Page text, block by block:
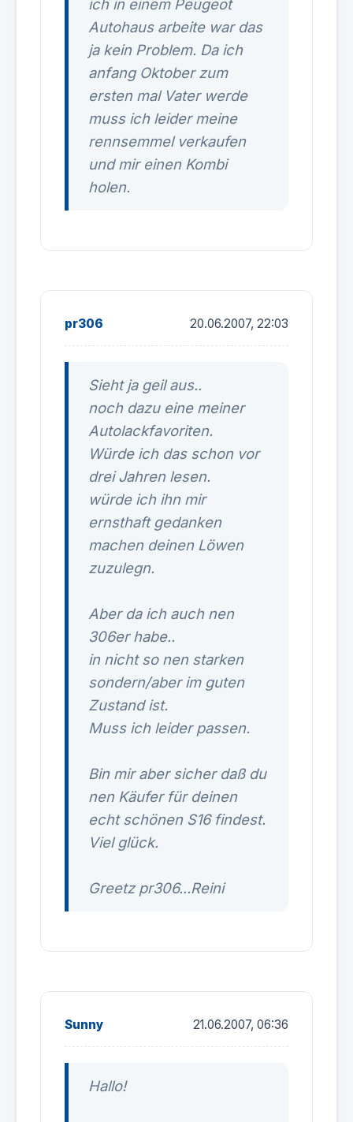
ich in einem Peugeot
Autohaus arbeite war das
ja kein Problem. Da ich
anfang Oktober zum
ersten mal Vater werde
muss ich leider meine
rennsemmel verkaufen
und mir einen Kombi
holen.
pr306 20.06.2007, 22:03
Sieht ja geil aus..
noch dazu eine meiner
Autolackfavoriten.
Würde ich das schon vor
drei Jahren lesen.
würde ich ihn mir
ernsthaft gedanken
machen deinen Löwen
zuzulegn.
Aber da ich auch nen
306er habe..
in nicht so nen starken
sondern/aber im guten
Zustand ist.
Muss ich leider passen.
Bin mir aber sicher daß du
nen Käufer für deinen
echt schönen S16 findest.
Viel glück.
Greetz pr306...Reini
Sunny 21.06.2007, 06:36
Hallo!